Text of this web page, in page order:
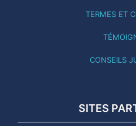
TERMES ET
CONSEILS
SITES